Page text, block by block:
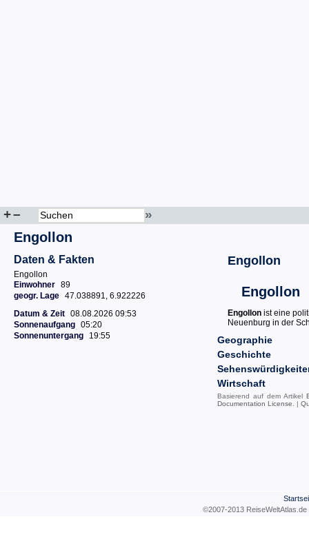
+– »
Engollon
Daten & Fakten
Engollon
Einwohner 89
geogr. Lage 47.038891, 6.922226
Datum & Zeit 08.08.2026 09:53
Sonnenaufgang 05:20
Sonnenuntergang
19:55
Engollon
Engollon
Engollon ist eine
Neuenburg in der
Geographie
Geschichte
Wirtschaft
Basierend auf dem Artikel
Documentation License . |
©2007-2013